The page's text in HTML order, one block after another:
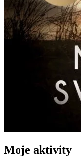
Moje aktivity